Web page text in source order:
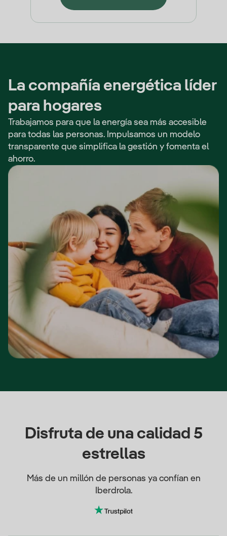
La compañía energética líder
para hogares
Trabajamos para que la energía sea más accesible
para todas las personas. Impulsamos un modelo
transparente que simplifica la gestión y fomenta el
ahorro.
Disfruta de una calidad 5
estrellas
Más de un millón de personas ya confían en
Iberdrola.